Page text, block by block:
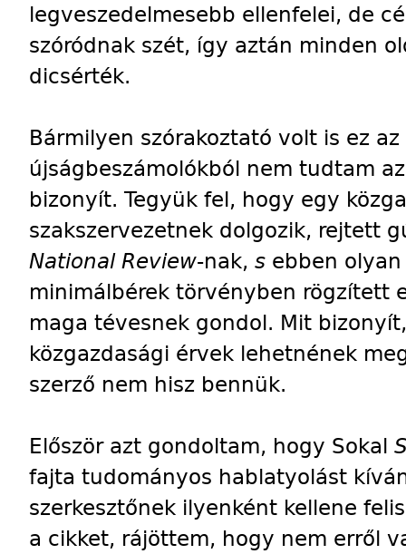
legveszedelmesebb ellenfelei, de
szóródnak szét, így aztán minden
dicsérték.
Bármilyen szórakoztató volt is ez
újságbeszámolókból nem tudtam
bizonyít. Tegyük fel, hogy egy
szakszervezetnek dolgozik, rejtett
National Review-nak, s ebben
minimálbérek törvényben rögzített
maga tévesnek gondol. Mit
közgazdasági érvek lehetnének
szerző nem hisz bennük.
Először azt gondoltam, hogy Sokal
fajta tudományos hablatyolást
szerkesztőnek ilyenként kellene
a cikket, rájöttem, hogy nem erről